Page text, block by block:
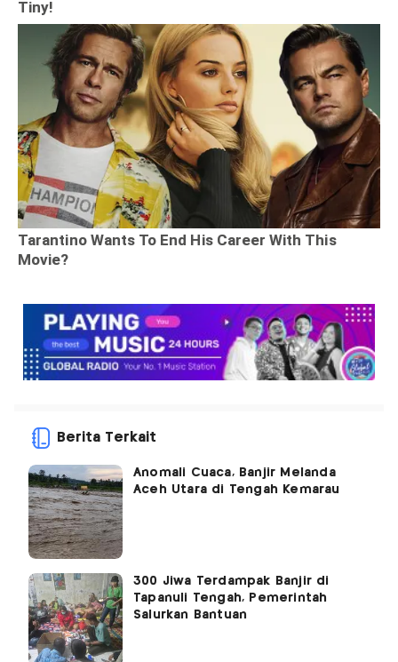
Berita Terkait
Anomali Cuaca, Banjir Melanda
Aceh Utara di Tengah Kemarau
300 Jiwa Terdampak Banjir di
Tapanuli Tengah, Pemerintah
Salurkan Bantuan